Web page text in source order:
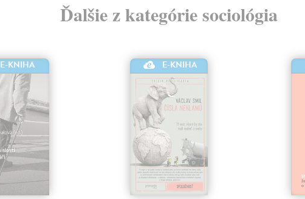
Ďalšie z kategórie sociológia
E-KNIHA E-KNIHA